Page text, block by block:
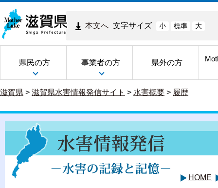
本文へ 文字サイズ 小 標準 大
県民の方 事業者の方 県外の方
滋賀県 > 滋賀県水害情報発信サイト > 水害概要 > 履歴
HOME